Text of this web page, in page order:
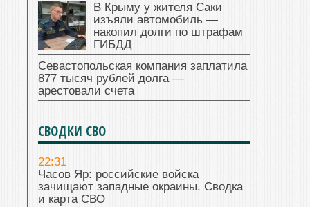
В Крыму у жителя Саки
изъяли автомобиль —
накопил долги по штрафам
ГИБДД
Севастопольская компания заплатила
877 тысяч рублей долга —
арестовали счета
СВОДКИ СВО
22:31
Часов Яр: российские войска
зачищают западные окраины. Сводка
и карта СВО